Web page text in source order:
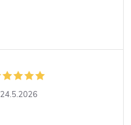
24.5.2026